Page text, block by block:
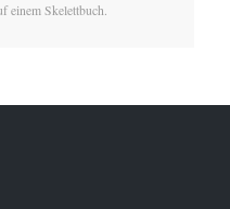
einem Skelettbuch.